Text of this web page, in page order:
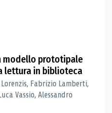
modello prototipale
lettura in biblioteca
Fabrizio Lamberti,
Vassio, Alessandro